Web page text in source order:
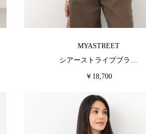
MYASTREET
シアーストライプブラ…
￥18,700